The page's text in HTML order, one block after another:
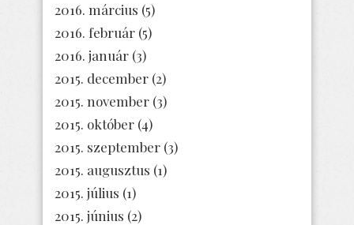
2016. március (5)
2016. február (5)
2016. január (3)
2015. december (2)
2015. november (3)
2015. október (4)
2015. szeptember (3)
2015. augusztus (1)
2015. július (1)
2015. június (2)